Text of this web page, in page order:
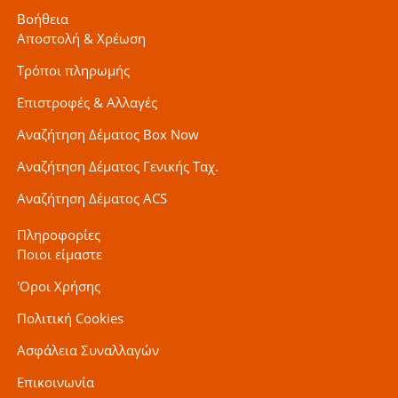
Βοήθεια
Αποστολή & Χρέωση
Τρόποι πληρωμής
Επιστροφές & Αλλαγές
Αναζήτηση Δέματος Box Now
Αναζήτηση Δέματος Γενικής Ταχ.
Αναζήτηση Δέματος ACS
Πληροφορίες
Ποιοι είμαστε
'Οροι Χρήσης
Πολιτική Cookies
Ασφάλεια Συναλλαγών
Επικοινωνία